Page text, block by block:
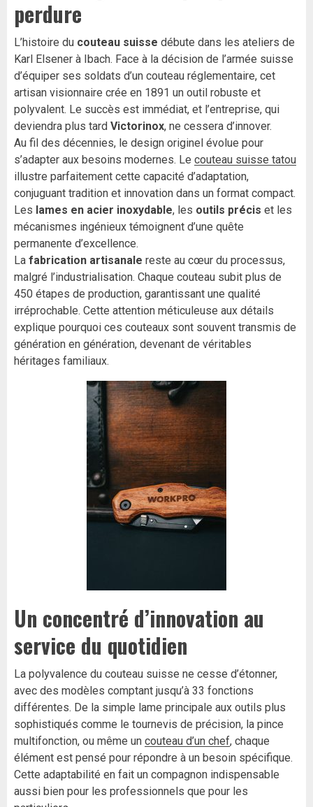
perdure
L’histoire du couteau suisse débute dans les ateliers de
Karl Elsener à Ibach. Face à la décision de l’armée suisse
d’équiper ses soldats d’un couteau réglementaire, cet
artisan visionnaire crée en 1891 un outil robuste et
polyvalent. Le succès est immédiat, et l’entreprise, qui
deviendra plus tard Victorinox, ne cessera d’innover.
Au fil des décennies, le design originel évolue pour
s’adapter aux besoins modernes. Le couteau suisse tatou
illustre parfaitement cette capacité d’adaptation,
conjuguant tradition et innovation dans un format compact.
Les lames en acier inoxydable, les outils précis et les
mécanismes ingénieux témoignent d’une quête
permanente d’excellence.
La fabrication artisanale reste au cœur du processus,
malgré l’industrialisation. Chaque couteau subit plus de
450 étapes de production, garantissant une qualité
irréprochable. Cette attention méticuleuse aux détails
explique pourquoi ces couteaux sont souvent transmis de
génération en génération, devenant de véritables
héritages familiaux.
Un concentré d’innovation au
service du quotidien
La polyvalence du couteau suisse ne cesse d’étonner,
avec des modèles comptant jusqu’à 33 fonctions
différentes. De la simple lame principale aux outils plus
sophistiqués comme le tournevis de précision, la pince
multifonction, ou même un couteau d’un chef, chaque
élément est pensé pour répondre à un besoin spécifique.
Cette adaptabilité en fait un compagnon indispensable
aussi bien pour les professionnels que pour les